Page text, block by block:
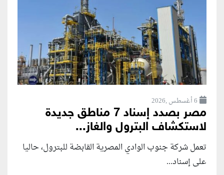
6 أغسطس ,2026
مصر بصدد إسناد 7 مناطق جديدة
لاستكشاف البترول والغاز...
تعمل شركة جنوب الوادي المصرية القابضة للبترول، حاليا
على إسناد...